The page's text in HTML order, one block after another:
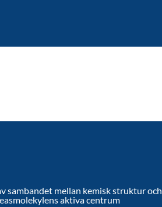
sambandet mellan kemisk struktur och
aktiva centrum